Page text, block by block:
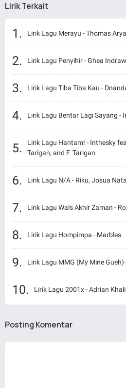
Lirik Terkait
Lirik Lagu Merayu - Thomas Arya
Lirik Lagu Penyihir - Ghea
Lirik Lagu Tiba Tiba Kau -
Lirik Lagu Bentar Lagi Sayang -
Lirik Lagu Hantam! - Inthesky
Tarigan, and F. Tarigan
Lirik Lagu N/A - Riku, Josua
Lirik Lagu Wals Akhir Zaman -
Lirik Lagu Hompimpa - Marbles
Lirik Lagu MMG (My Mine Gueh)
Lirik Lagu 2001x - Adrian
Posting Komentar